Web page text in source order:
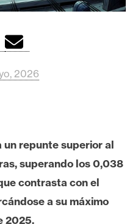
2026
un repunte superior al
superando los 0,038
contrasta con el
a su máximo
2025.